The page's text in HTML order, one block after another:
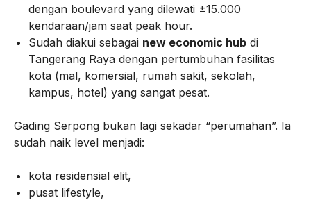
dengan boulevard yang dilewati ±15.000
kendaraan/jam saat peak hour.
Sudah diakui sebagai new economic hubdi
Tangerang Raya dengan pertumbuhan fasilitas
kota (mal, komersial, rumah sakit, sekolah,
kampus, hotel) yang sangat pesat.
Gading Serpong bukan lagi sekadar “perumahan”. Ia
sudah naik level menjadi:
kota residensial elit,
pusat lifestyle,